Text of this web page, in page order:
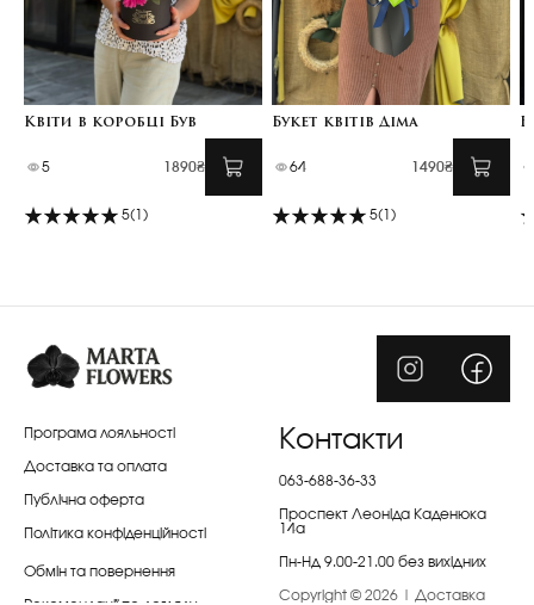
Квіти в коробці Був
5 1890₴
5(1)
Букет квітів Діма
64 1490₴
5(1)
Програма лояльності
Доставка та оплата
Публічна оферта
Політика конфіденційності
Обмін та повернення
Контакти
063-688-36-33
Проспект Леоніда Каденюка
14а
Пн-Нд 9.00-21.00 без вихідних
Copyright © 2026 | Доставка